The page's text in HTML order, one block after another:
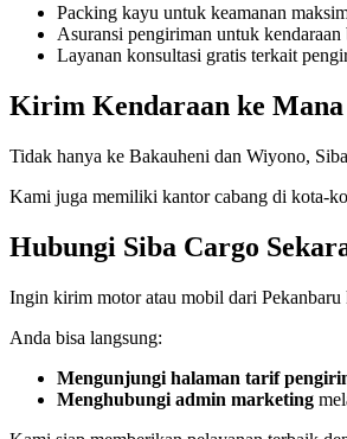
Packing kayu untuk keamanan
Asuransi pengiriman untuk
Layanan konsultasi gratis terkait
Kirim Kendaraan ke Mana
Tidak hanya ke Bakauheni dan Wiyono,
Kami juga memiliki kantor cabang di kota-
Hubungi Siba Cargo
Ingin kirim motor atau mobil dari
Anda bisa langsung:
Mengunjungi halaman tarif
Menghubungi admin marketing